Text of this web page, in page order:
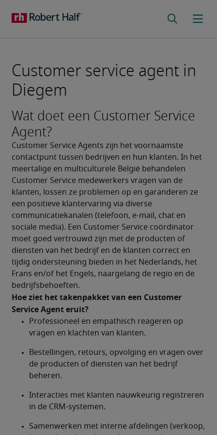
Customer service agent in
Diegem
Wat doet een Customer Service
Agent?
Customer Service Agents zijn het voornaamste
contactpunt tussen bedrijven en hun klanten. In het
meertalige en multiculturele België behandelen
Customer Service medewerkers vragen van de
klanten, lossen ze problemen op en garanderen ze
een positieve klantervaring via diverse
communicatiekanalen (telefoon, e-mail, chat en
sociale media). Een Customer Service coördinator
moet goed vertrouwd zijn met de producten of
diensten van het bedrijf en de klanten correct en
tijdig ondersteuning bieden in het Nederlands, het
Frans en/of het Engels, naargelang de regio en de
bedrijfsbehoeften.
Hoe ziet het takenpakket van een Customer
Professioneel en empathisch reageren op
vragen en klachten van klanten.
Bestellingen, retours, opvolging en vragen over
de producten of diensten van het bedrijf
beheren.
Interacties met klanten nauwkeurig registreren
in de CRM-systemen.
Samenwerken met interne afdelingen (verkoop,